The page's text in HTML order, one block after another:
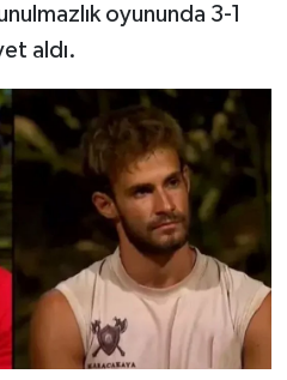
oyununda 3-1
aldı.